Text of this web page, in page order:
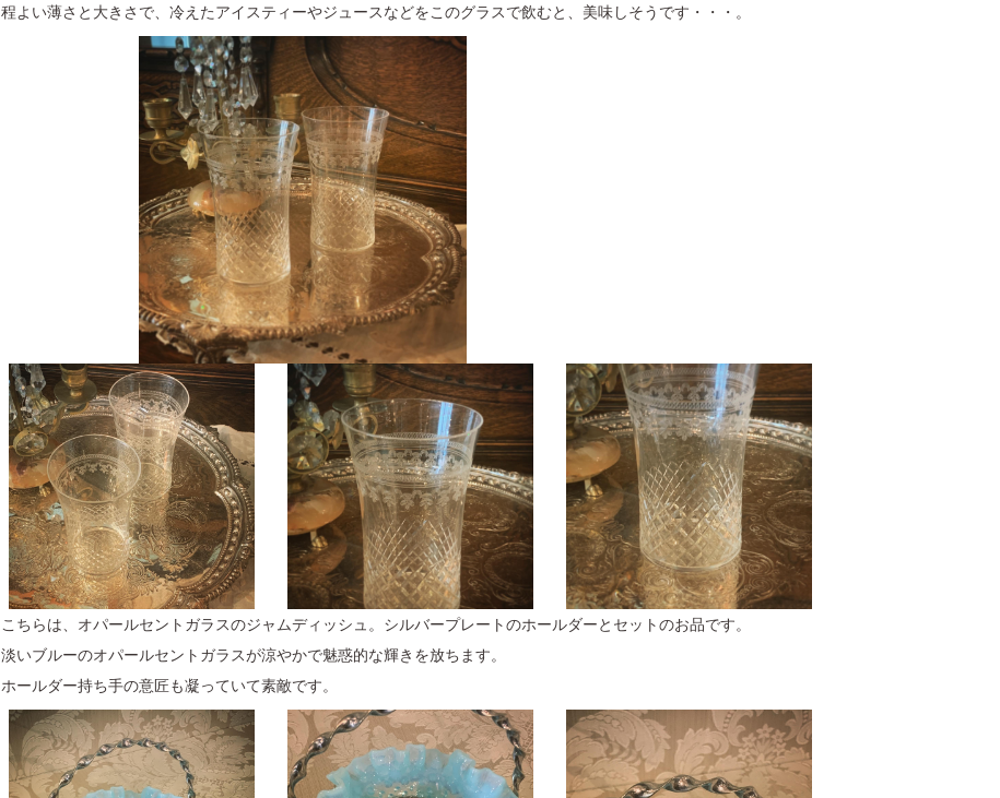
程よい薄さと大きさで、冷えたアイスティーやジュースなどをこのグラスで飲むと、美味しそうです・・・。
こちらは、オパールセントガラスのジャムディッシュ。シルバープレートのホールダーとセットのお品です。
淡いブルーのオパールセントガラスが涼やかで魅惑的な輝きを放ちます。
ホールダー持ち手の意匠も凝っていて素敵です。